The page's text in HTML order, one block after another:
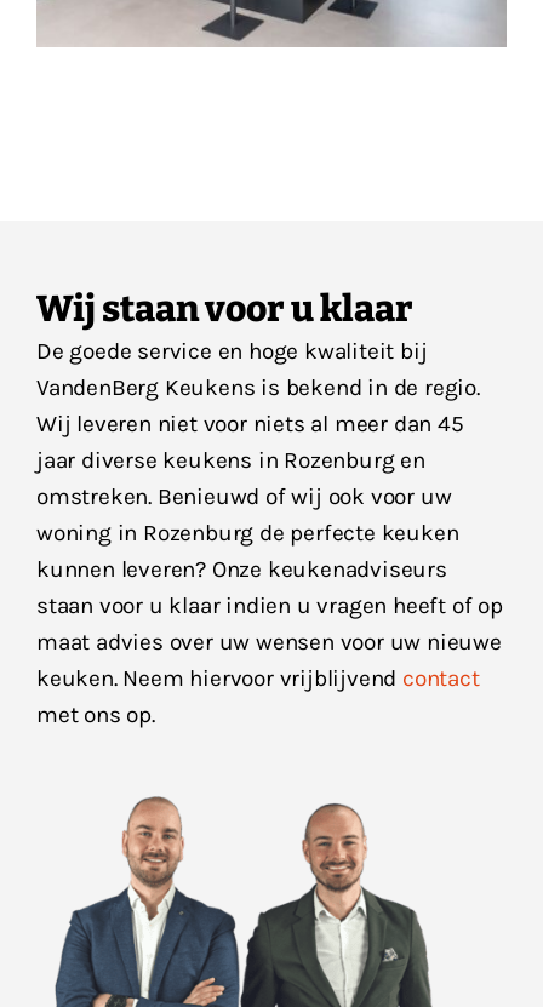
Wij staan voor u klaar
De goede service en hoge kwaliteit bij
VandenBerg Keukens is bekend in de regio.
Wij leveren niet voor niets al meer dan 45
jaar diverse keukens in Rozenburg en
omstreken. Benieuwd of wij ook voor uw
woning in Rozenburg de perfecte keuken
kunnen leveren? Onze keukenadviseurs
staan voor u klaar indien u vragen heeft of op
maat advies over uw wensen voor uw nieuwe
keuken. Neem hiervoor vrijblijvend contact
met ons op.